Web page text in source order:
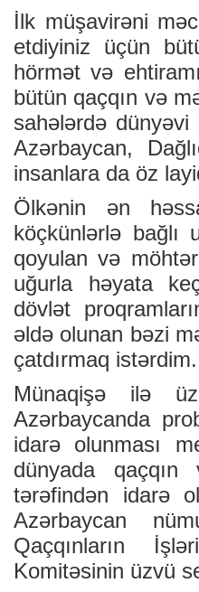
İlk müşavirəni
etdiyiniz üçün
hörmət və
bütün qaçqın və
sahələrdə
Azərbaycan,
insanlara da öz
Ölkənin ən
köçkünlərlə bağlı
qoyulan və
uğurla həyata
dövlət
əldə olunan bəzi
çatdırmaq istərdim.
Münaqişə ilə
Azərbaycanda
idarə olunması
dünyada
tərəfindən idarə
Azərbaycan
Qaçqınların
Komitəsinin üzvü